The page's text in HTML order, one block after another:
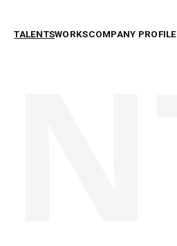
TALENTSWORKSCOMPANY PROFILE